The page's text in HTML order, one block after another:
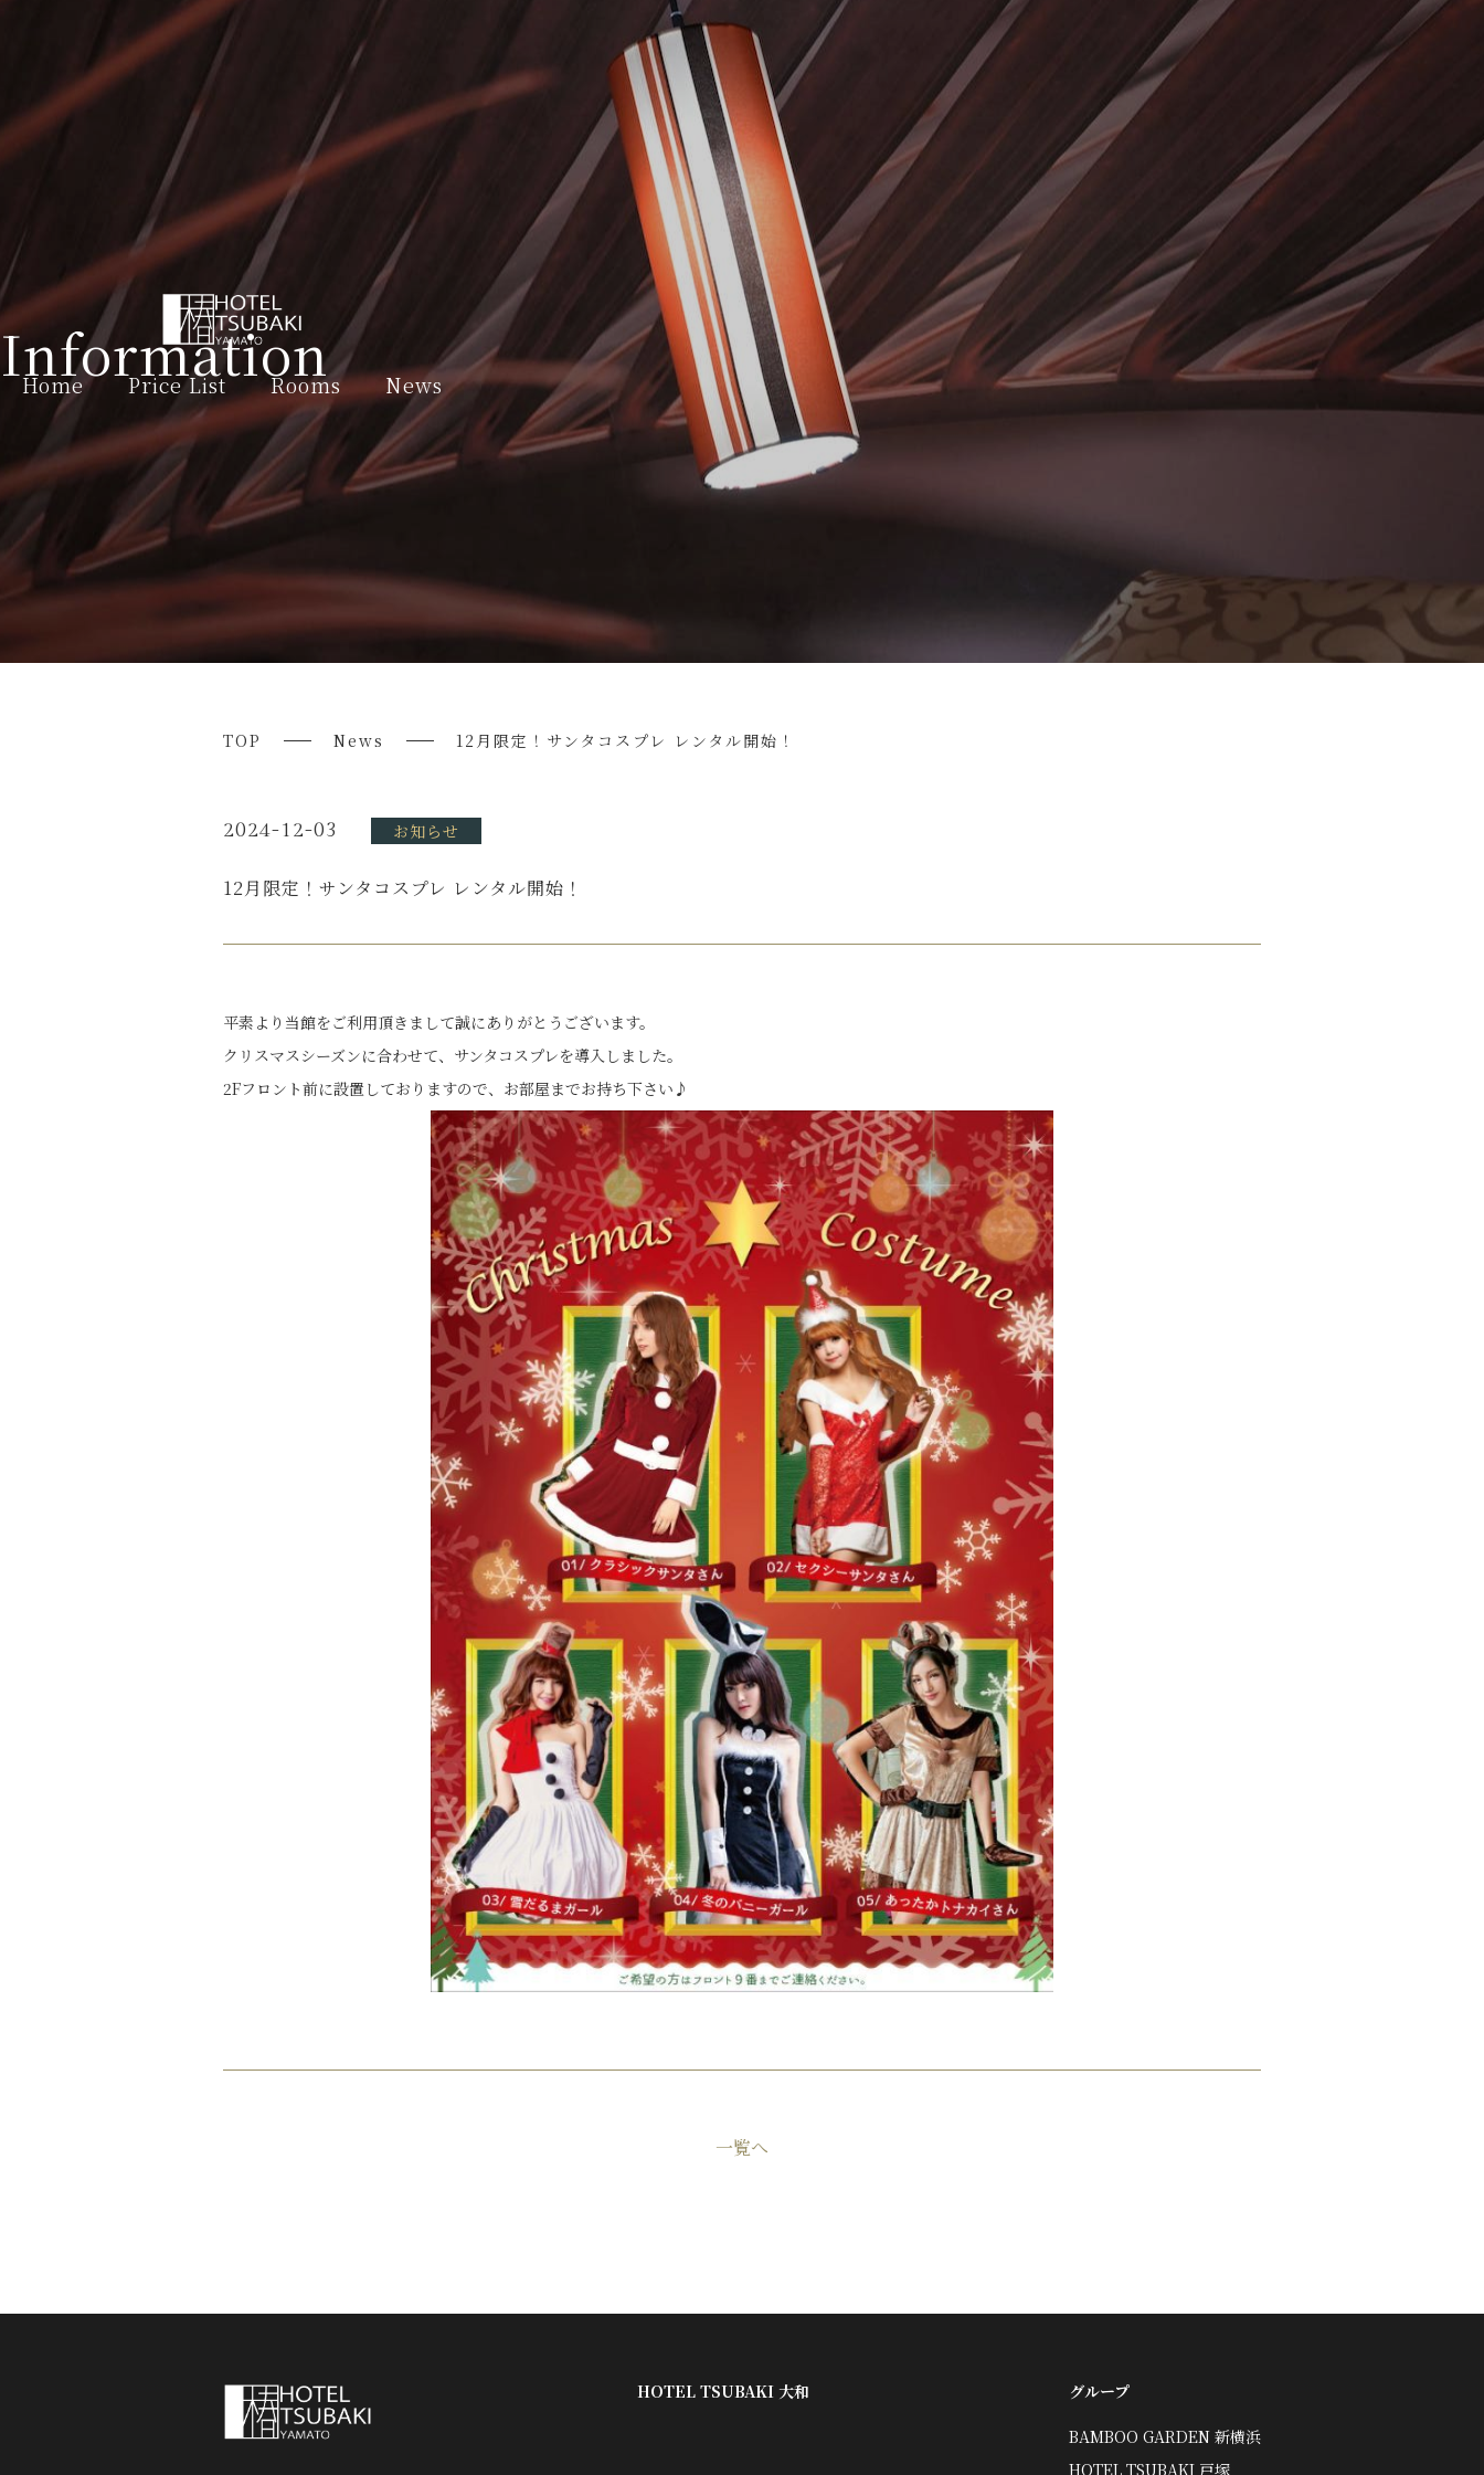
Information
Home Price List Rooms News
TOP News 12月限定！サンタコスプレ レンタル開始！
2024-12-03 お知らせ
12月限定！サンタコスプレ レンタル開始！
平素より当館をご利用頂きまして誠にありがとうございます。
クリスマスシーズンに合わせて、サンタコスプレを導入しました。
2Fフロント前に設置しておりますので、お部屋までお持ち下さい♪
一覧へ
HOTEL TSUBAKI 大和 グループ
BAMBOO GARDEN 新横浜
HOTEL TSUBAKI 戸塚